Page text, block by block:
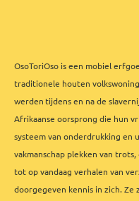
OsoToriOso is een mobiel
traditionele houten
werden tijdens en na de
Afrikaanse oorsprong die hun
systeem van onderdrukking en
vakmanschap plekken van trots,
tot op vandaag verhalen van
doorgegeven kennis in zich. Ze